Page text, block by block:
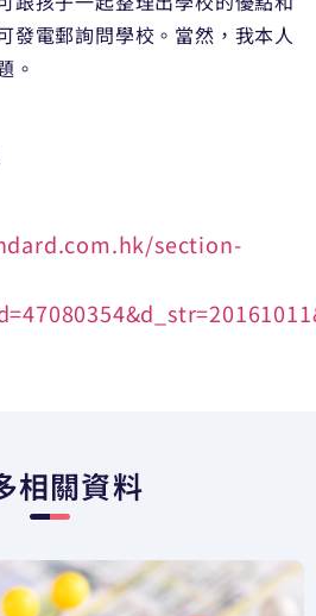
發電郵詢問學校。當然，我本人
。
section-
相關資料